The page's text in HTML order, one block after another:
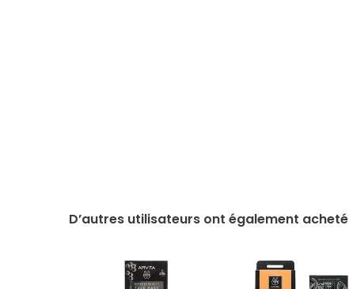
D’autres utilisateurs ont également acheté